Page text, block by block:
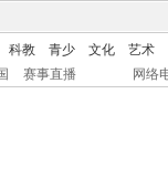
科教 青少 文化
艺术
赛事直播 网络